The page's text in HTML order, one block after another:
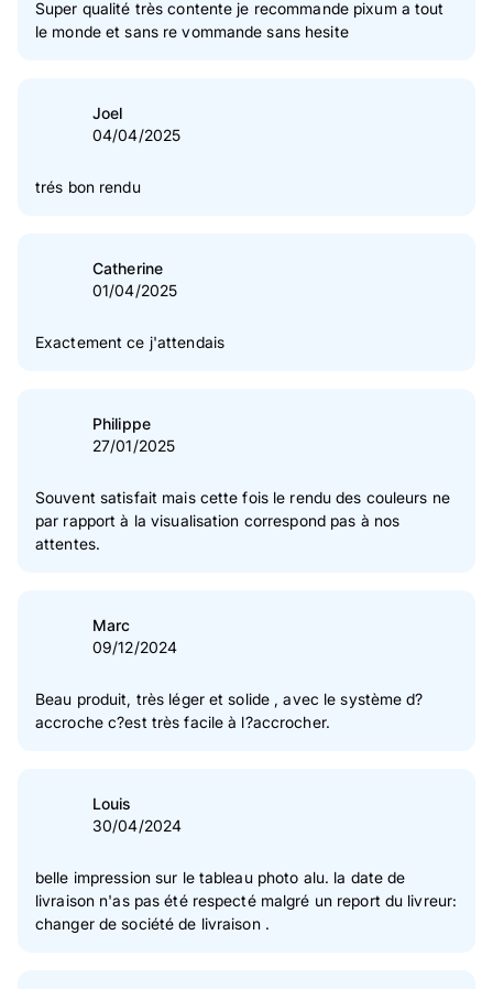
Super qualité très contente je recommande pixum a tout
le monde et sans re vommande sans hesite
Joel
04/04/2025
trés bon rendu
Catherine
01/04/2025
Exactement ce j'attendais
Philippe
27/01/2025
Souvent satisfait mais cette fois le rendu des couleurs ne
par rapport à la visualisation correspond pas à nos
attentes.
Marc
09/12/2024
Beau produit, très léger et solide , avec le système d?
accroche c?est très facile à l?accrocher.
Louis
30/04/2024
belle impression sur le tableau photo alu. la date de
livraison n'as pas été respecté malgré un report du livreur:
changer de société de livraison .